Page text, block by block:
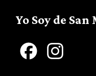
Yo Soy de
Facebook